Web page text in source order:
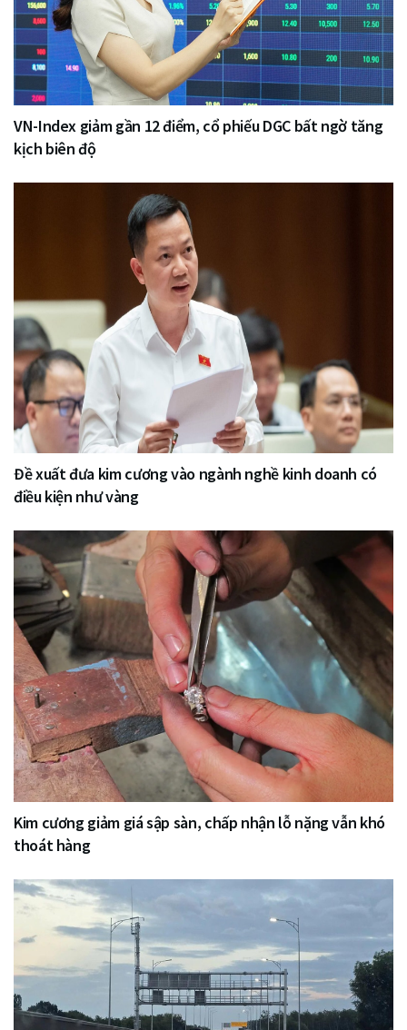
VN-Index giảm gần 12 điểm, cổ phiếu DGC bất ngờ tăng
kịch biên độ
Đề xuất đưa kim cương vào ngành nghề kinh doanh có
điều kiện như vàng
Kim cương giảm giá sập sàn, chấp nhận lỗ nặng vẫn khó
thoát hàng